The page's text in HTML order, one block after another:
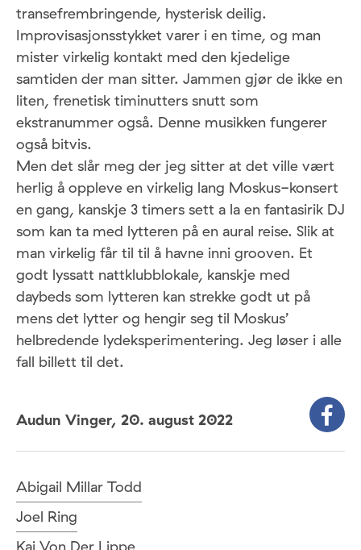
transefrembringende, hysterisk deilig.
Improvisasjonsstykket varer i en time, og man
mister virkelig kontakt med den kjedelige
samtiden der man sitter. Jammen gjør de ikke en
liten, frenetisk timinutters snutt som
ekstranummer også. Denne musikken fungerer
også bitvis.
Men det slår meg der jeg sitter at det ville vært
herlig å oppleve en virkelig lang Moskus-konsert
en gang, kanskje 3 timers sett a la en fantasirik DJ
som kan ta med lytteren på en aural reise. Slik at
man virkelig får til til å havne inni grooven. Et
godt lyssatt nattklubblokale, kanskje med
daybeds som lytteren kan strekke godt ut på
mens det lytter og hengir seg til Moskus’
helbredende lydeksperimentering. Jeg løser i alle
fall billett til det.
Audun Vinger, 20. august 2022
Abigail Millar Todd
Joel Ring
Kai Von Der Lippe